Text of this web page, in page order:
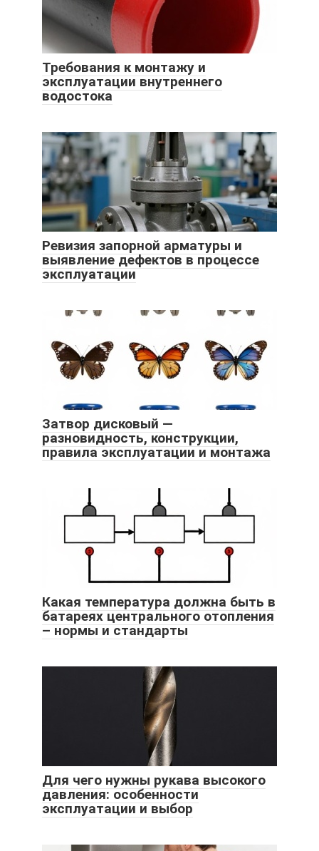
Требования к монтажу и
эксплуатации внутреннего
водостока
Ревизия запорной арматуры и
выявление дефектов в процессе
эксплуатации
Затвор дисковый —
разновидность, конструкции,
правила эксплуатации и монтажа
Какая температура должна быть в
батареях центрального отопления
– нормы и стандарты
Для чего нужны рукава высокого
давления: особенности
эксплуатации и выбор